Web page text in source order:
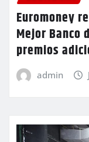
Euromoney
Mejor Banco
premios
admin